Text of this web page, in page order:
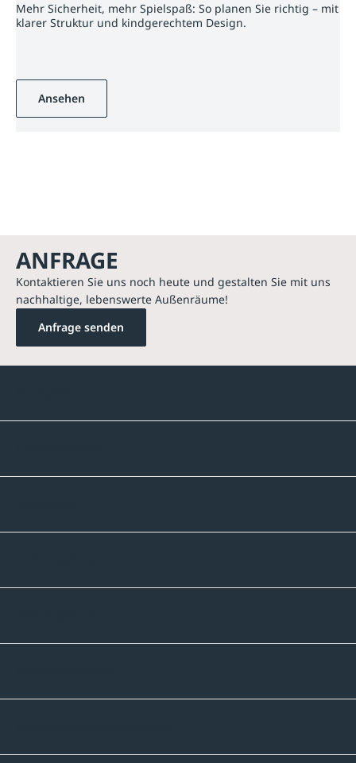
Mehr Sicherheit, mehr Spielspaß: So planen Sie richtig – mit
klarer Struktur und kindgerechtem Design.
Ansehen
ANFRAGE
Kontaktieren Sie uns noch heute und gestalten Sie mit uns
nachhaltige, lebenswerte Außenräume!
Anfrage senden